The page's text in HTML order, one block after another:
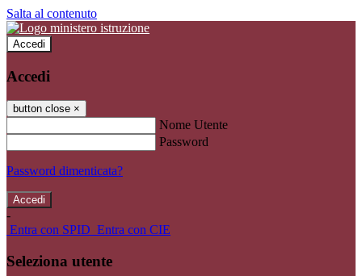
Salta al contenuto
Accedi
Accedi
button close ×
Nome Utente
Password
Password dimenticata?
-
Entra con SPID Entra con CIE
Seleziona utente